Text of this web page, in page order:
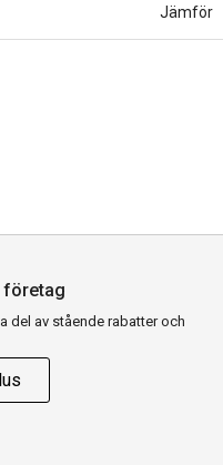
Jämför
företag
del av stående rabatter och